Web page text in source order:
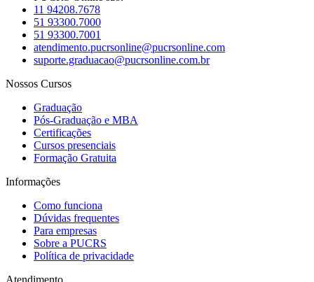
11 94208.7678
51 93300.7000
51 93300.7001
atendimento.pucrsonline@pucrsonline.com
suporte.graduacao@pucrsonline.com.br
Nossos Cursos
Graduação
Pós-Graduação e MBA
Certificações
Cursos presenciais
Formação Gratuita
Informações
Como funciona
Dúvidas frequentes
Para empresas
Sobre a PUCRS
Política de privacidade
Atendimento